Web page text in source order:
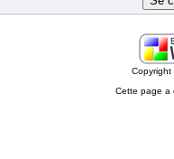
Cette page a